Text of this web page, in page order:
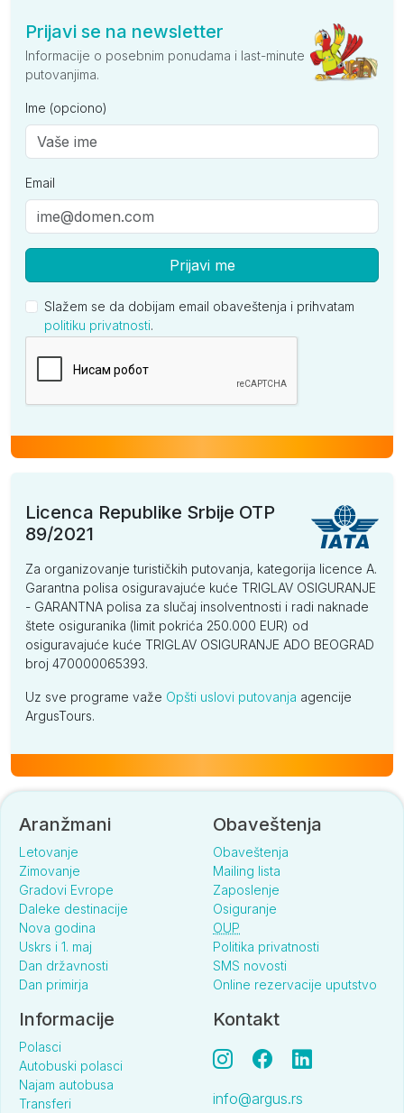
Prijavi se na newsletter
Informacije o posebnim ponudama i last-minute
putovanjima.
Ime (opciono)
Email
Prijavi me
Slažem se da dobijam email obaveštenja i prihvatam
politiku privatnosti.
Licenca Republike Srbije OTP
89/2021
Za organizovanje turističkih putovanja, kategorija licence A.
Garantna polisa osiguravajuće kuće TRIGLAV OSIGURANJE
- GARANTNA polisa za slučaj insolventnosti i radi naknade
štete osiguranika (limit pokrića 250.000 EUR) od
osiguravajuće kuće TRIGLAV OSIGURANJE ADO BEOGRAD
broj 470000065393.
Uz sve programe važe Opšti uslovi putovanja agencije
ArgusTours.
Aranžmani
Letovanje
Zimovanje
Gradovi Evrope
Daleke destinacije
Nova godina
Uskrs i 1. maj
Dan državnosti
Dan primirja
Obaveštenja
Obaveštenja
Mailing lista
Zaposlenje
Osiguranje
OUP
Politika privatnosti
SMS novosti
Online rezervacije uputstvo
Informacije
Polasci
Autobuski polasci
Najam autobusa
Transferi
Kontakt
info@argus.rs